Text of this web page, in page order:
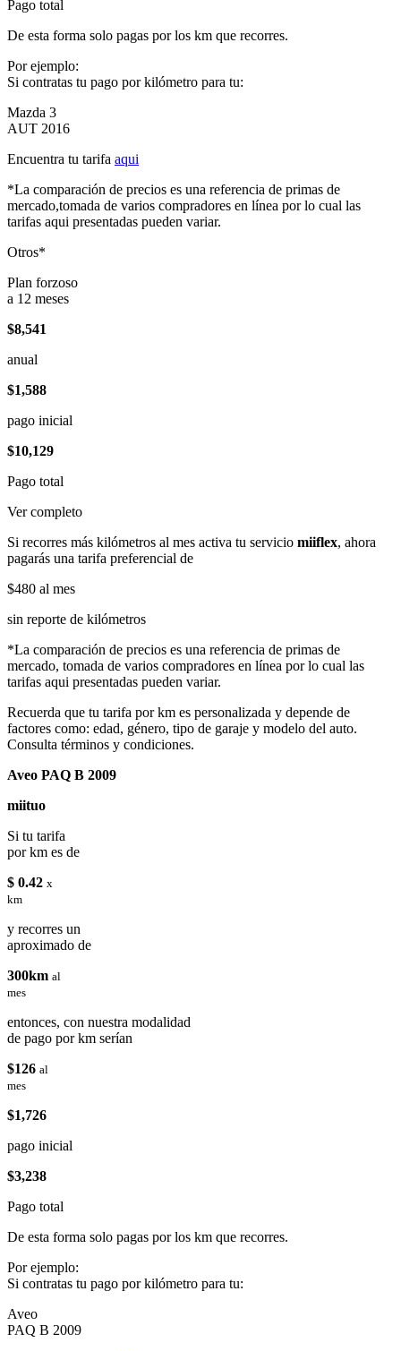
Pago total
De esta forma solo pagas por los km que recorres.
Por ejemplo:
Si contratas tu pago por kilómetro para tu:
Mazda 3
AUT 2016
Encuentra tu tarifa aqui
*La comparación de precios es una referencia de primas de
mercado,tomada de varios compradores en línea por lo cual las
tarifas aqui presentadas pueden variar.
Otros*
Plan forzoso
a 12 meses
$8,541
anual
$1,588
pago inicial
$10,129
Pago total
Ver completo
Si recorres más kilómetros al mes activa tu servicio miiflex, ahora
pagarás una tarifa preferencial de
$480 al mes
sin reporte de kilómetros
*La comparación de precios es una referencia de primas de
mercado, tomada de varios compradores en línea por lo cual las
tarifas aqui presentadas pueden variar.
Recuerda que tu tarifa por km es personalizada y depende de
factores como: edad, género, tipo de garaje y modelo del auto.
Consulta términos y condiciones.
Aveo PAQ B 2009
miituo
Si tu tarifa
por km es de
$ 0.42 x
km
y recorres un
aproximado de
300km al
mes
entonces, con nuestra modalidad
de pago por km serían
$126 al
mes
$1,726
pago inicial
$3,238
Pago total
De esta forma solo pagas por los km que recorres.
Por ejemplo:
Si contratas tu pago por kilómetro para tu:
Aveo
PAQ B 2009